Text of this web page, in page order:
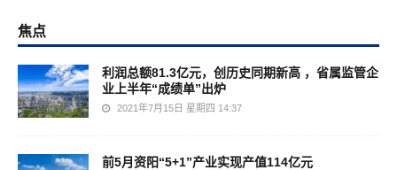
焦点
利润总额81.3亿元，创历史同期新高 ，省属监管企
业上半年“成绩单”出炉
2021年7月15日 星期四 14:37
前5月资阳“5+1”产业实现产值114亿元